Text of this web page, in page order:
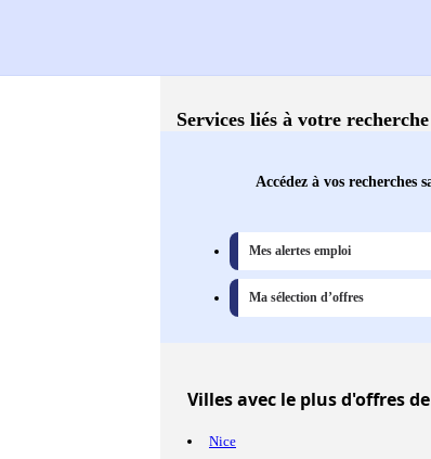
Services liés à votre recherche
Accédez à vos recherches
Mes alertes emploi
Ma sélection d’offres
Villesavec le plus d'offres
Nice